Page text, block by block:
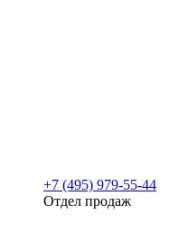
+7 (495) 979-55-44
Отдел продаж